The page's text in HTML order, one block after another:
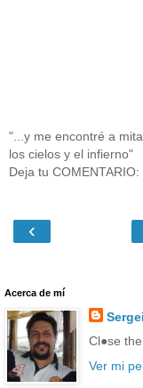
"...y me encontré a
los cielos y el infierno"
Deja tu COMENTARIO:
‹
Acerca de mí
Sergei
Cl●se
Ver mi